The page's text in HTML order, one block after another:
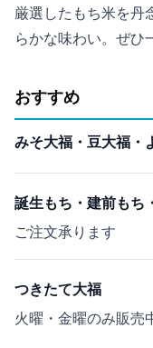
厳選したもち米を丹
らかな味わい。ぜひ
おすすめ
みそ大福・豆大福・
誕生もち・建前もち
ご注文承ります
つきたて大福
火曜・金曜のみ販売